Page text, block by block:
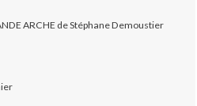
ARCHE de Stéphane Demoustier